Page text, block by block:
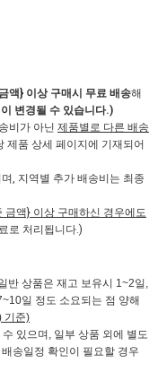
액} 이상 구매시 무료 배송해
변경될 수 있습니다.)
비가 아닌 제품별로 다른 배송
제품 상세 페이지에 기재되어
, 지역별 추가 배송비는 최종
금액} 이상 구매하신 경우에도
로 처리됩니다.)
반 상품은 재고 보유시 1~2일,
일 정도 소요되는 점 양해
기준)
있으며, 일부 상품 외에 별도
송일정 확인이 필요할 경우